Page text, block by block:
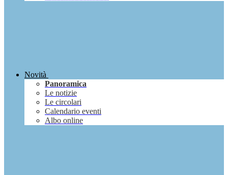
Novità
Panoramica
Le notizie
Le circolari
Calendario eventi
Albo online